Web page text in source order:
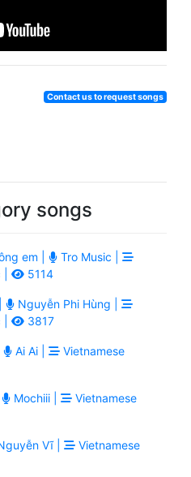
Contact us to request songs
songs
em |
Tro Music |
5114
Nguyễn Phi Hùng |
3817
Ai Ai |
Vietnamese
Mochiii |
Vietnamese
Vĩ |
Vietnamese